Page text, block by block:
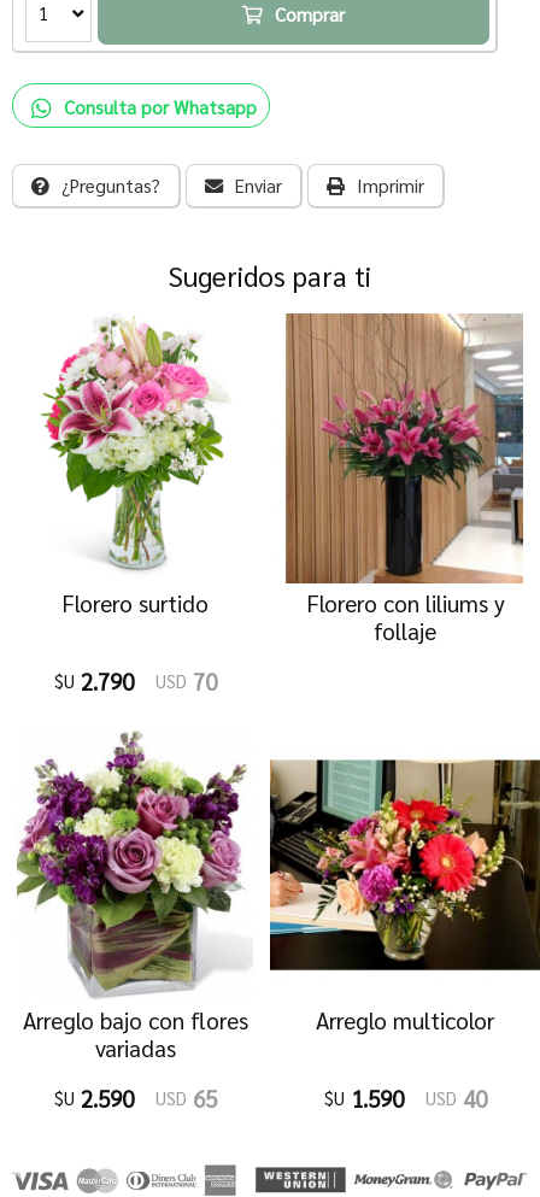
1 Comprar
Consulta por Whatsapp
¿Preguntas? Enviar Imprimir
Sugeridos para ti
Florero surtido
$U 2.790 USD 70
Florero con liliums y
follaje
Arreglo bajo con flores
variadas
$U 2.590 USD 65
Arreglo multicolor
$U 1.590 USD 40